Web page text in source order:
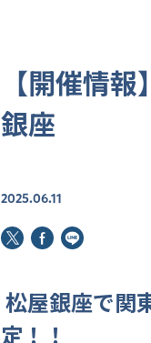
【開催情
銀座
2025.06.11
松屋銀座で関
定！！